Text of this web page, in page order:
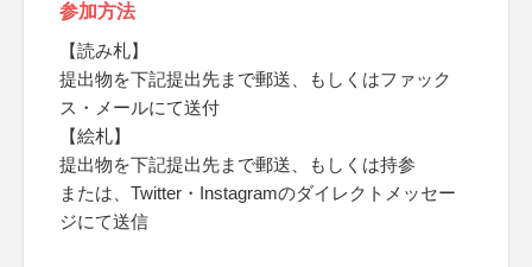
参加方法
【読み札】
提出物を下記提出先まで郵送、もしくはファック
ス・メールにて送付
【絵札】
提出物を下記提出先まで郵送、もしくは持参
または、Twitter・Instagramのダイレクトメッセー
ジにて送信